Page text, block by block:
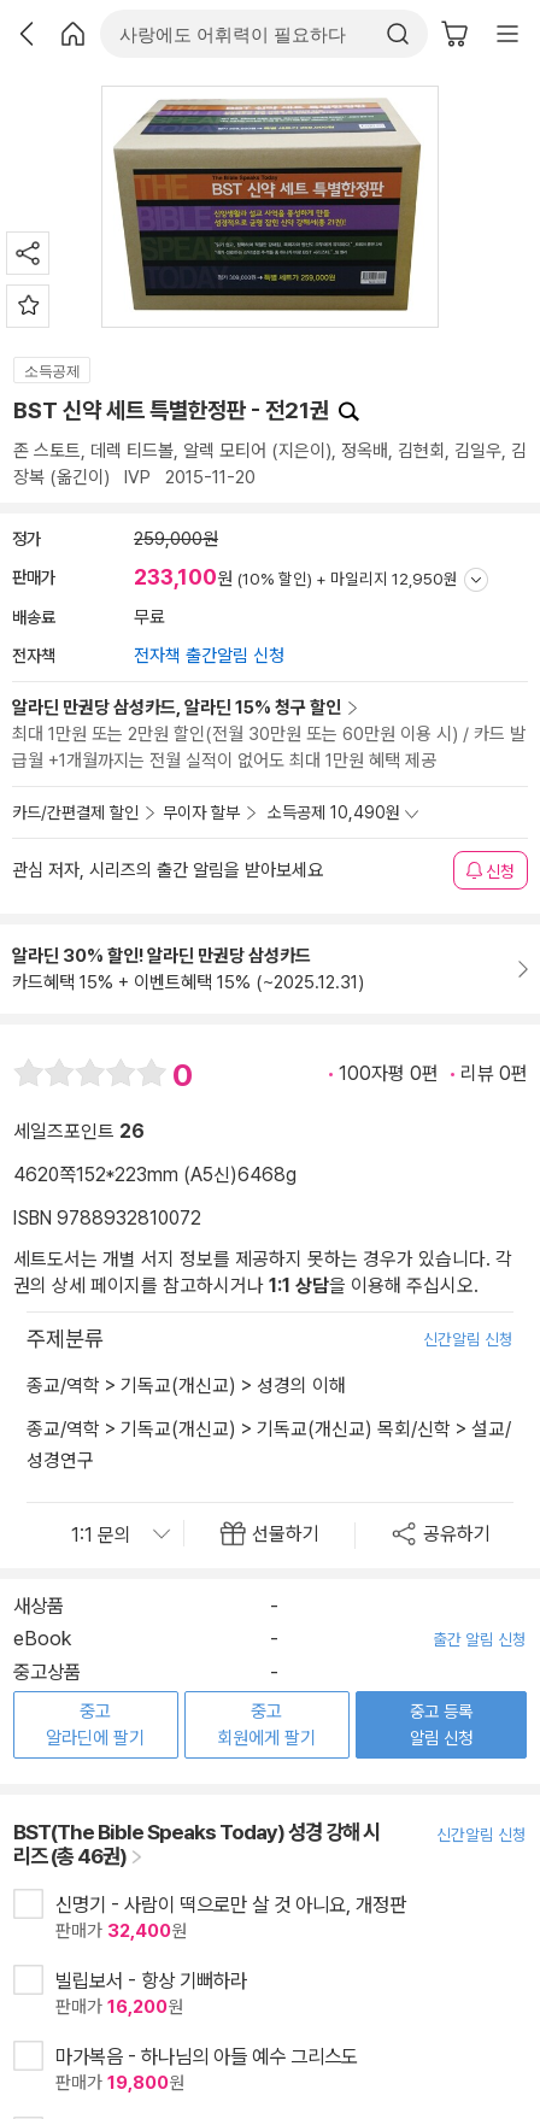
소득공제
BST 신약 세트 특별한정판 - 전21권
존 스토트, 데렉 티드볼, 알렉 모티어 (지은이), 정옥배, 김현회 , 김일우, 김
장복 (옮긴이) IVP 2015-11-20
정가 259,000원
판매가 233,100원 (10% 할인) + 마일리지 12,950원
배송료 무료
전자책 전자책 출간알림 신청
알라딘 만권당 삼성카드, 알라딘 15% 청구 할인
최대 1만원 또는 2만원 할인(전월 30만원 또는 60만원 이용 시) / 카드 발
급월 +1개월까지는 전월 실적이 없어도 최대 1만원 혜택 제공
카드/간편결제 할인 무이자 할부 소득공제 10,490원
관심 저자, 시리즈의 출간 알림을 받아보세요 신청
알라딘 30% 할인! 알라딘 만권당 삼성카드
카드혜택 15% + 이벤트혜택 15% (~2025.12.31)
0 100자평 0편 리뷰 0편
세일즈포인트 26
4620쪽152*223mm (A5신)6468g
ISBN 9788932810072
세트도서는 개별 서지 정보를 제공하지 못하는 경우가 있습니다. 각
권의 상세 페이지를 참고하시거나 1:1 상담을 이용해 주십시오.
주제분류 신간알림 신청
종교/역학 > 기독교(개신교) > 성경의 이해
종교/역학 > 기독교(개신교) > 기독교(개신교) 목회/신학 > 설교/
성경연구
선물하기 공유하기
새상품
-
eBook
- 출간 알림 신청
중고상품 -
중고
알라딘에 팔기
중고
회원에게 팔기
중고 등록
알림 신청
BST(The Bible Speaks Today) 성경 강해 시
리즈 (총 46권)
신간알림 신청
신명기 - 사람이 떡으로만 살 것 아니요, 개정판
판매가 32,400원
빌립보서 - 항상 기뻐하라
판매가 16,200원
마가복음 - 하나님의 아들 예수 그리스도
판매가 19,800원